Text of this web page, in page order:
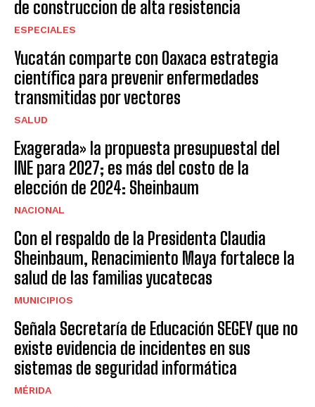
de construccion de alta resistencia
ESPECIALES
Yucatán comparte con Oaxaca estrategia
científica para prevenir enfermedades
transmitidas por vectores
SALUD
Exagerada» la propuesta presupuestal del
INE para 2027; es más del costo de la
elección de 2024: Sheinbaum
NACIONAL
Con el respaldo de la Presidenta Claudia
Sheinbaum, Renacimiento Maya fortalece la
salud de las familias yucatecas
MUNICIPIOS
Señala Secretaría de Educación SEGEY que no
existe evidencia de incidentes en sus
sistemas de seguridad informática
MÉRIDA